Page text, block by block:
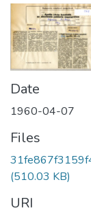
Date
1960-04-07
Files
(510.03 KB)
URI